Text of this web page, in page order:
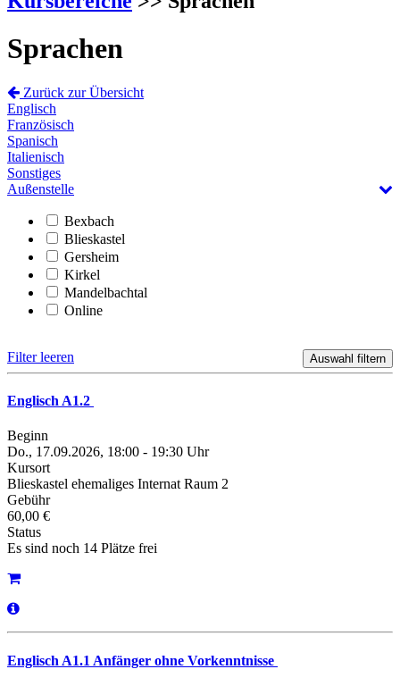
Sprachen
Zurück zur Übersicht
Englisch
Französisch
Spanisch
Italienisch
Sonstiges
Außenstelle
Bexbach
Blieskastel
Gersheim
Kirkel
Mandelbachtal
Online
Filter leeren
Englisch A1.2
Beginn
Do., 17.09.2026, 18:00 - 19:30 Uhr
Kursort
Blieskastel ehemaliges Internat Raum 2
Gebühr
60,00 €
Status
Es sind noch 14 Plätze frei
Englisch A1.1 Anfänger ohne Vorkenntnisse